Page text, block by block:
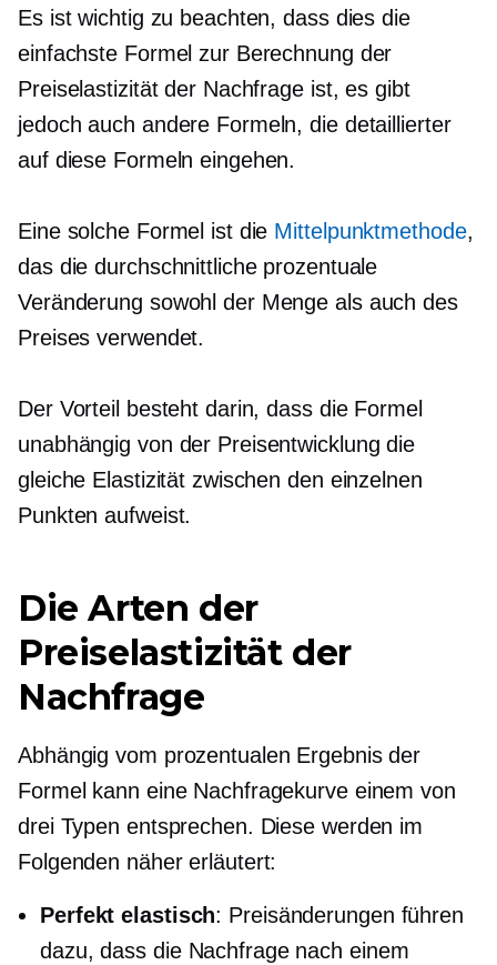
Es ist wichtig zu beachten, dass dies die
einfachste Formel zur Berechnung der
Preiselastizität der Nachfrage ist, es gibt
jedoch auch andere Formeln, die detaillierter
auf diese Formeln eingehen.
Eine solche Formel ist die Mittelpunktmethode,
das die durchschnittliche prozentuale
Veränderung sowohl der Menge als auch des
Preises verwendet.
Der Vorteil besteht darin, dass die Formel
unabhängig von der Preisentwicklung die
gleiche Elastizität zwischen den einzelnen
Punkten aufweist.
Die Arten der
Preiselastizität der
Nachfrage
Abhängig vom prozentualen Ergebnis der
Formel kann eine Nachfragekurve einem von
drei Typen entsprechen. Diese werden im
Folgenden näher erläutert:
Perfekt elastisch: Preisänderungen führen
dazu, dass die Nachfrage nach einem